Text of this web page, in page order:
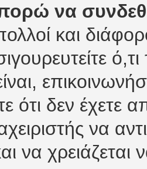
να
και
ότι δεν έχετε
να
να χρειάζεται